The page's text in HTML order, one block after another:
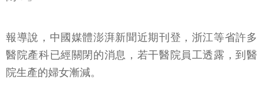
報導說，中國媒體澎湃新聞近期刊登，浙江等省許多
醫院產科已經關閉的消息，若干醫院員工透露，到醫
院生產的婦女漸減。